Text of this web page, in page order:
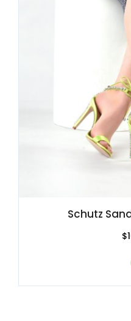
Schutz